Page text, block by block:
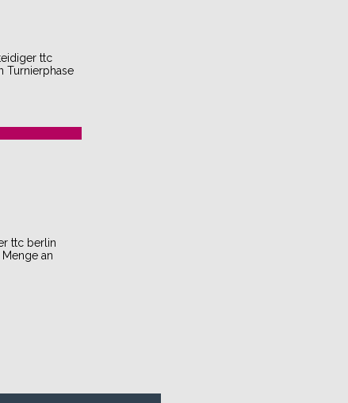
ttc
Turnierphase
ttc berlin
an